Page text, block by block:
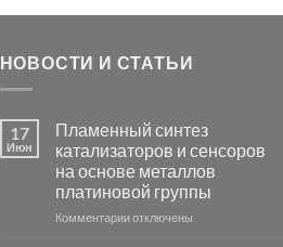
НОВОСТИ И СТАТЬИ
17
Июн
Пламенный синтез
катализаторов и сенсоров
на основе металлов
платиновой группы
Комментариикотключены